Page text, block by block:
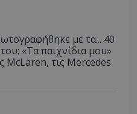
με τα... 40
«Τα παιχνίδια μου»
McLaren, τις Mercedes